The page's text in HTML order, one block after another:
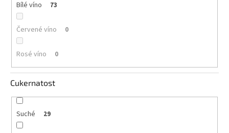
Bílé víno 73
Červené víno 0
Rosé víno 0
Cukernatost
Suché 29